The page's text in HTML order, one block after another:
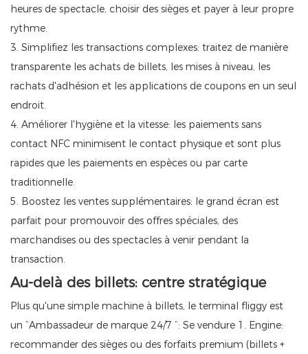
heures de spectacle, choisir des sièges et payer à leur propre
rythme.
3. Simplifiez les transactions complexes: traitez de manière
transparente les achats de billets, les mises à niveau, les
rachats d'adhésion et les applications de coupons en un seul
endroit.
4. Améliorer l'hygiène et la vitesse: les paiements sans
contact NFC minimisent le contact physique et sont plus
rapides que les paiements en espèces ou par carte
traditionnelle.
5. Boostez les ventes supplémentaires: le grand écran est
parfait pour promouvoir des offres spéciales, des
marchandises ou des spectacles à venir pendant la
transaction.
Au-delà des billets: centre stratégique
Plus qu'une simple machine à billets, le terminal fliggy est
un “Ambassadeur de marque 24/7 ”: Se vendure 1. Engine:
recommander des sièges ou des forfaits premium (billets +